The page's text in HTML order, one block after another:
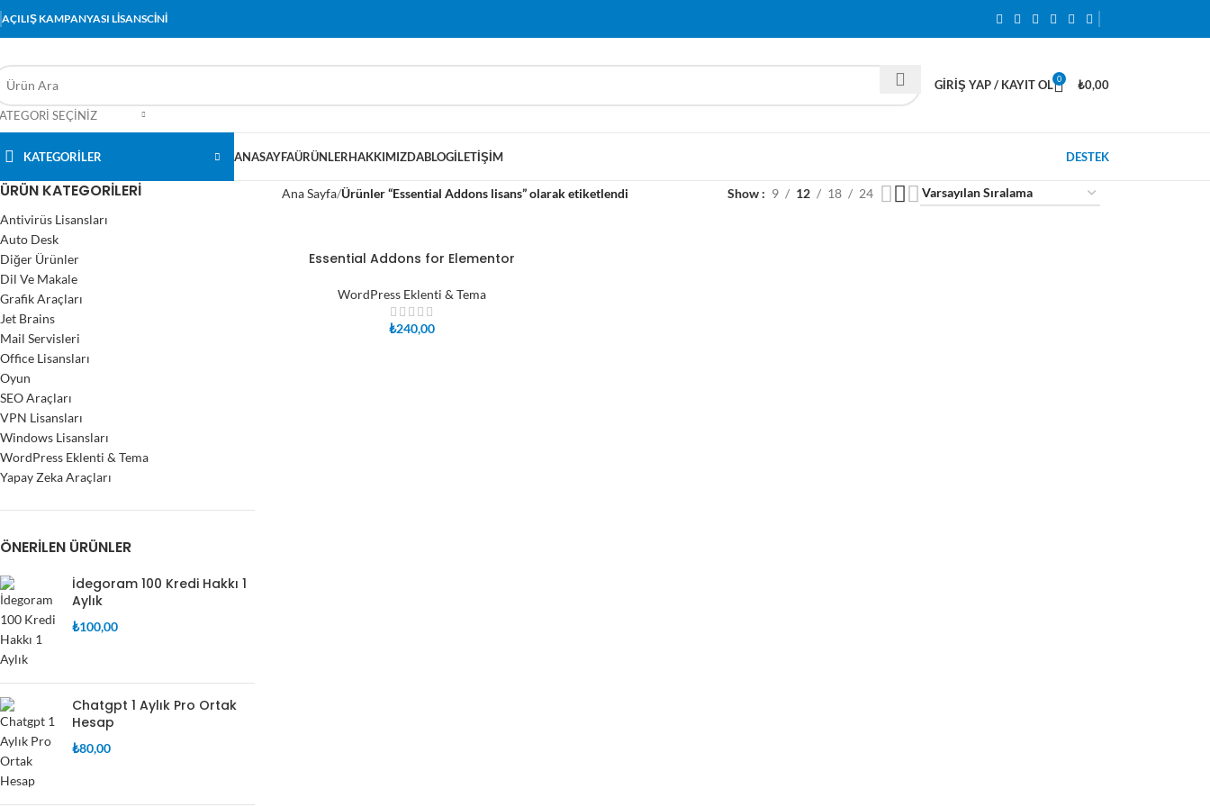
AÇILIŞ KAMPANYASI LİSANSCİNİ
SEÇINIZ
GIRIŞ YAP / KAYIT OL 0 ₺0,00
KATEGORİLER ANASAYFAÜRÜNLERHAKKIMIZDABLOGİLETIŞIM DESTEK
ÜRÜN KATEGORILERI
Antivirüs Lisansları
Auto Desk
Diğer Ürünler
Dil Ve Makale
Grafik Araçları
Jet Brains
Mail Servisleri
Office Lisansları
Oyun
SEO Araçları
VPN Lisansları
Windows Lisansları
WordPress Eklenti & Tema
Yapay Zeka Araçları
ÖNERILEN ÜRÜNLER
İdegoram 100 Kredi Hakkı 1
Aylık
₺100,00
Chatgpt 1 Aylık Pro Ortak
Hesap
₺80,00
Ana Sayfa Ürünler “Essential Addons lisans” olarak etiketlendi Show 9 12 18 24
SEPETE EKLE
Essential Addons for Elementor
WordPress Eklenti & Tema
₺240,00